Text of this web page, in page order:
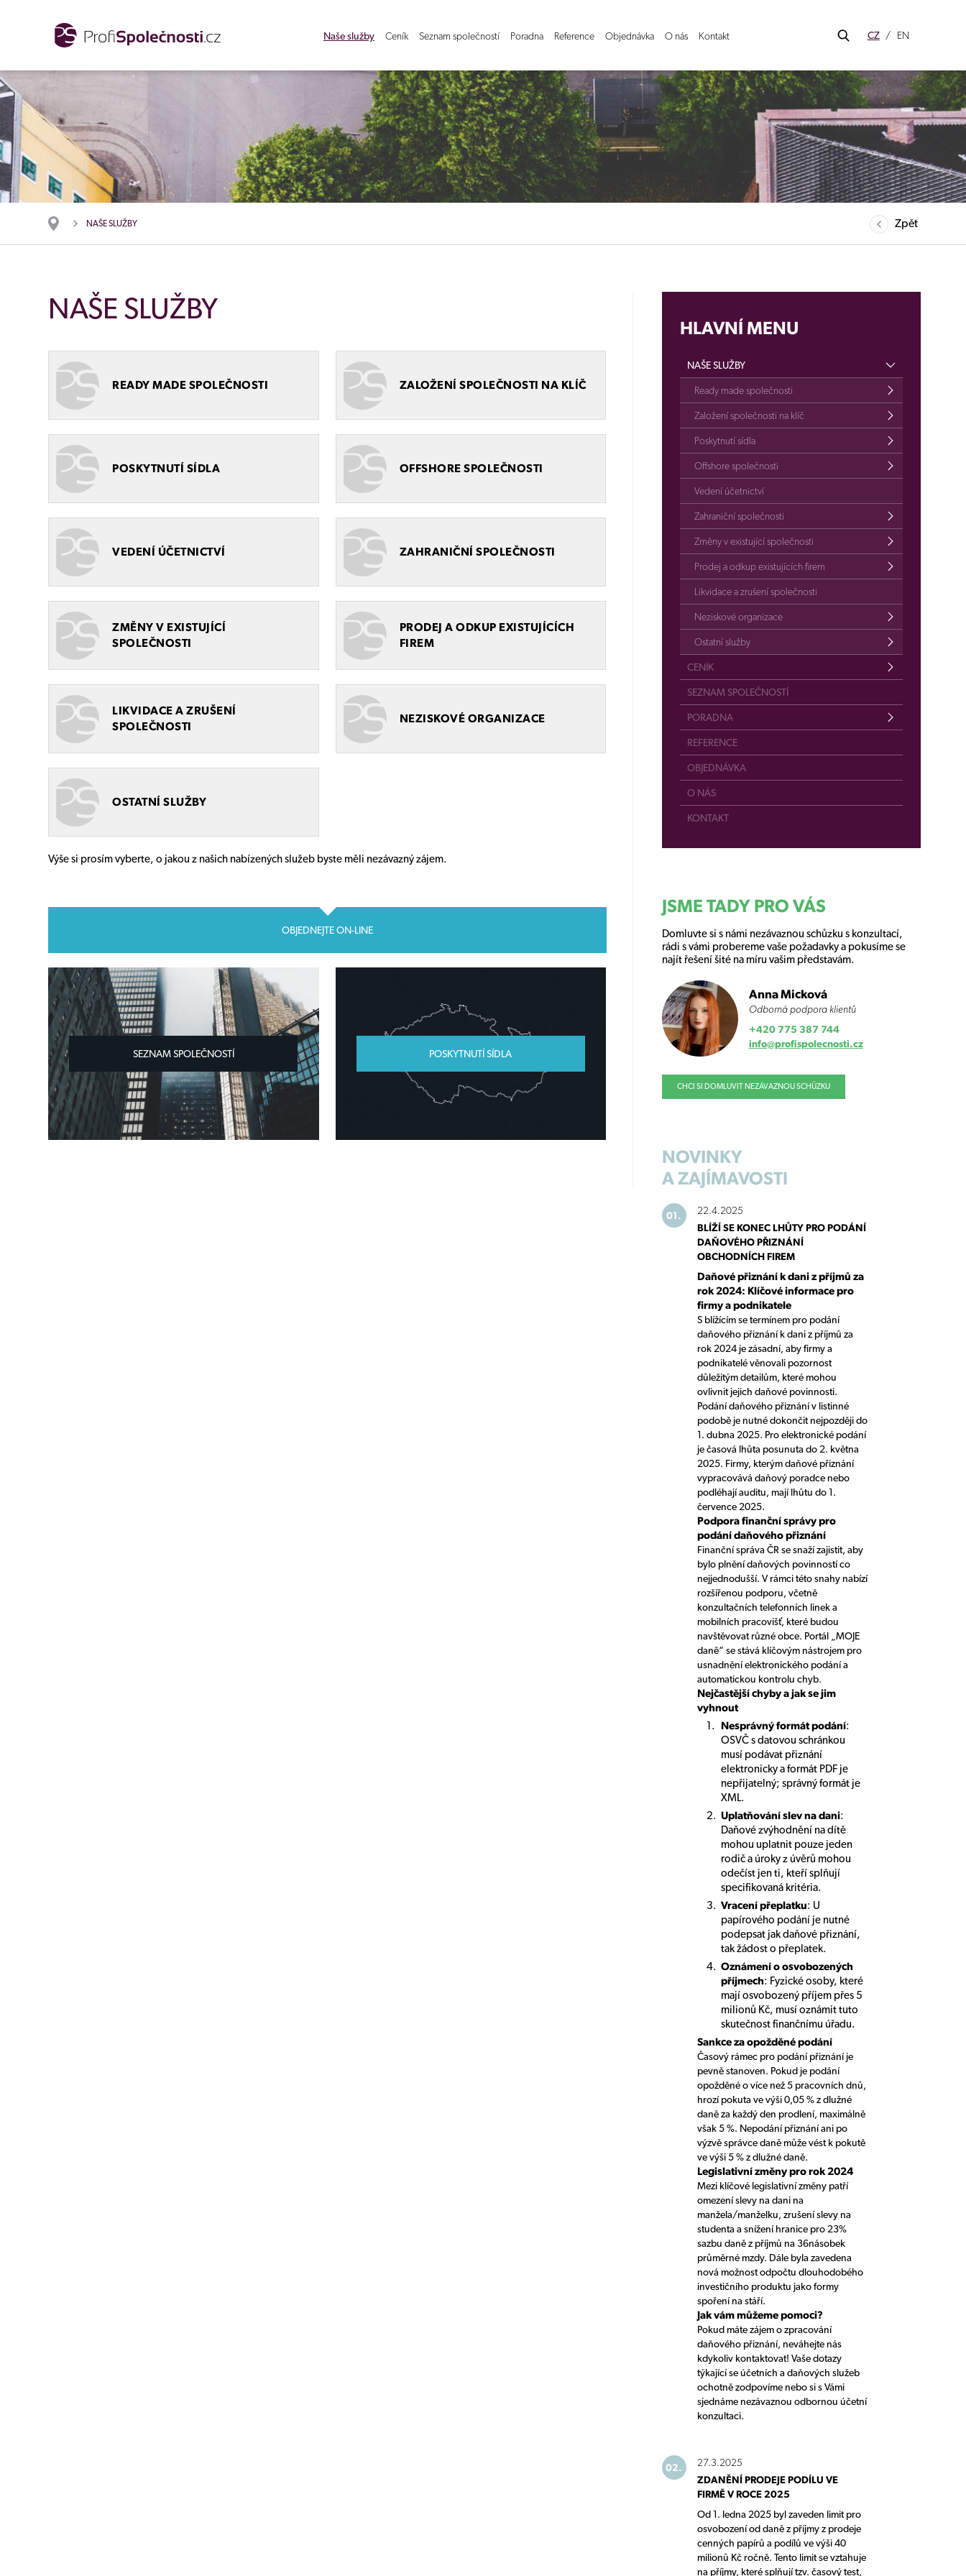
Naše služby Ceník Seznam společností Poradna Reference Objednávka O nás Kontakt CZ EN
Zpět
NAŠE SLUŽBY
NAŠE SLUŽBY
READY MADE SPOLEČNOSTI ZALOŽENÍ SPOLEČNOSTI NA KLÍČ
POSKYTNUTÍ SÍDLA OFFSHORE SPOLEČNOSTI
VEDENÍ ÚČETNICTVÍ ZAHRANIČNÍ SPOLEČNOSTI
ZMĚNY V EXISTUJÍCÍ
SPOLEČNOSTI
PRODEJ A ODKUP EXISTUJÍCÍCH
FIREM
LIKVIDACE A ZRUŠENÍ
SPOLEČNOSTI
NEZISKOVÉ ORGANIZACE
OSTATNÍ SLUŽBY
Výše si prosím vyberte, o jakou z našich nabízených služeb byste měli nezávazný zájem.
OBJEDNEJTE ON-LINE
SEZNAM SPOLEČNOSTÍ POSKYTNUTÍ SÍDLA
HLAVNÍ MENU
NAŠE SLUŽBY
Ready made společnosti
Založení společnosti na klíč
Poskytnutí sídla
Offshore společnosti
Vedení účetnictví
Zahraniční společnosti
Změny v existující společnosti
Prodej a odkup existujících firem
Likvidace a zrušení společnosti
Neziskové organizace
Ostatní služby
CENÍK
SEZNAM SPOLEČNOSTÍ
PORADNA
REFERENCE
OBJEDNÁVKA
O NÁS
KONTAKT
JSME TADY PRO VÁS
Domluvte si s námi nezávaznou schůzku s konzultací,
rádi s vámi probereme vaše požadavky a pokusíme se
najít řešení šité na míru vašim představám.
Anna Micková
Odborná podpora klientů
+420 775 387 744
info@profispolecnosti.cz
CHCI SI DOMLUVIT NEZÁVAZNOU SCHŮZKU
NOVINKY
A ZAJÍMAVOSTI
01.
22.4.2025
BLÍŽÍ SE KONEC LHŮTY PRO PODÁNÍ
DAŇOVÉHO PŘIZNÁNÍ
OBCHODNÍCH FIREM
Daňové přiznání k dani z příjmů za
rok 2024: Klíčové informace pro
firmy a podnikatele
S blížícím se termínem pro podání
daňového přiznání k dani z příjmů za
rok 2024 je zásadní, aby firmy a
podnikatelé věnovali pozornost
důležitým detailům, které mohou
ovlivnit jejich daňové povinnosti.
Podání daňového přiznání v listinné
podobě je nutné dokončit nejpozději do
1. dubna 2025. Pro elektronické podání
je časová lhůta posunuta do 2. května
2025. Firmy, kterým daňové přiznání
vypracovává daňový poradce nebo
podléhají auditu, mají lhůtu do 1.
července 2025.
Podpora finanční správy pro
podání daňového přiznání
Finanční správa ČR se snaží zajistit, aby
bylo plnění daňových povinností co
nejjednodušší. V rámci této snahy nabízí
rozšířenou podporu, včetně
konzultačních telefonních linek a
mobilních pracovišť, které budou
navštěvovat různé obce. Portál „MOJE
daně“ se stává klíčovým nástrojem pro
usnadnění elektronického podání a
automatickou kontrolu chyb.
Nejčastější chyby a jak se jim
vyhnout
Nesprávný formát podání:
OSVČ s datovou schránkou
musí podávat přiznání
elektronicky a formát PDF je
nepřijatelný; správný formát je
XML.
Uplatňování slev na dani:
Daňové zvýhodnění na dítě
mohou uplatnit pouze jeden
rodič a úroky z úvěrů mohou
odečíst jen ti, kteří splňují
specifikovaná kritéria.
Vracení přeplatku: U
papírového podání je nutné
podepsat jak daňové přiznání,
tak žádost o přeplatek.
Oznámení o osvobozených
příjmech: Fyzické osoby, které
mají osvobozený příjem přes 5
milionů Kč, musí oznámit tuto
skutečnost finančnímu úřadu.
Sankce za opožděné podání
Časový rámec pro podání přiznání je
pevně stanoven. Pokud je podání
opožděné o více než 5 pracovních dnů,
hrozí pokuta ve výši 0,05 % z dlužné
daně za každý den prodlení, maximálně
však 5 %. Nepodání přiznání ani po
výzvě správce daně může vést k pokutě
ve výši 5 % z dlužné daně.
Legislativní změny pro rok 2024
Mezi klíčové legislativní změny patří
omezení slevy na dani na
manžela/manželku, zrušení slevy na
studenta a snížení hranice pro 23%
sazbu daně z příjmů na 36násobek
průměrné mzdy. Dále byla zavedena
nová možnost odpočtu dlouhodobého
investičního produktu jako formy
spoření na stáří.
Jak vám můžeme pomoci?
Pokud máte zájem o zpracování
daňového přiznání, neváhejte nás
kdykoliv kontaktovat! Vaše dotazy
týkající se účetních a daňových služeb
ochotně zodpovíme nebo si s Vámi
sjednáme nezávaznou odbornou účetní
konzultaci.
02.
27.3.2025
ZDANĚNÍ PRODEJE PODÍLU VE
FIRMĚ V ROCE 2025
Od 1. ledna 2025 byl zaveden limit pro
osvobození od daně z příjmy z prodeje
cenných papírů a podílů ve výši 40
milionů Kč ročně. Tento limit se vztahuje
na příjmy, které splňují tzv. časový test,